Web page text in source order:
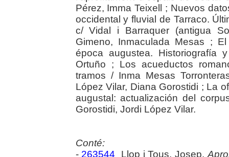
Pérez, Imma Teixell ; Nuevos
occidental y fluvial de Tarraco.
c/ Vidal i Barraquer (antigua
Gimeno, Inmaculada Mesas ;
época augustea. Historiografía
Ortuño ; Los acueductos
tramos / Inma Mesas
López Vilar, Diana Gorostidi ; La
augustal: actualización del
Gorostidi, Jordi López Vilar.
Conté:
- 263544 Llop i Tous. Josep.